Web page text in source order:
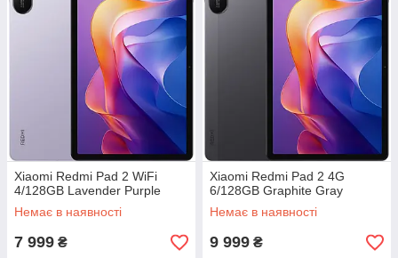
Xiaomi Redmi Pad 2 WiFi
4/128GB Lavender Purple
Немає в наявності
7 999 ₴
Xiaomi Redmi Pad 2 4G
6/128GB Graphite Gray
Немає в наявності
9 999 ₴